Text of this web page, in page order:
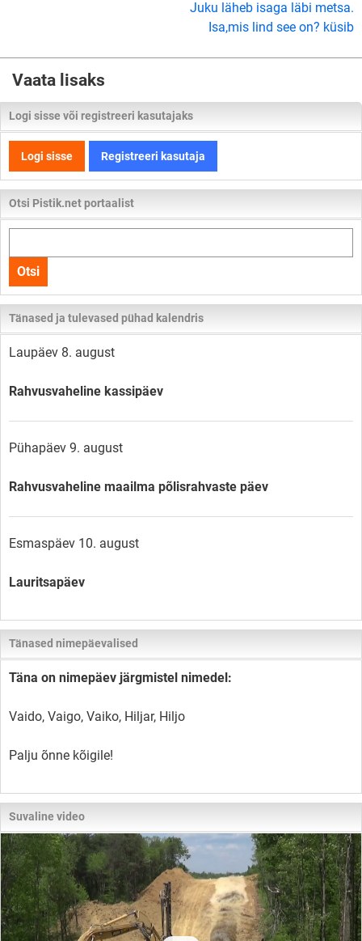
Juku läheb isaga läbi metsa.
Isa,mis lind see on? küsib
Vaata lisaks
Logi sisse või registreeri kasutajaks
Logi sisse Registreeri kasutaja
Otsi Pistik.net portaalist
kogu
lehelt
Otsi
Tänased ja tulevased pühad kalendris
Laupäev 8. august
Rahvusvaheline kassipäev
Pühapäev 9. august
Rahvusvaheline maailma põlisrahvaste päev
Esmaspäev 10. august
Lauritsapäev
Tänased nimepäevalised
Täna on nimepäev järgmistel nimedel:
Vaido, Vaigo, Vaiko, Hiljar, Hiljo
Palju õnne kõigile!
Suvaline video